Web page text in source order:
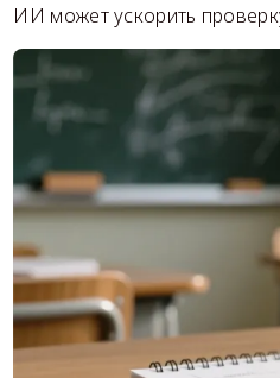
ИИ может ускорить